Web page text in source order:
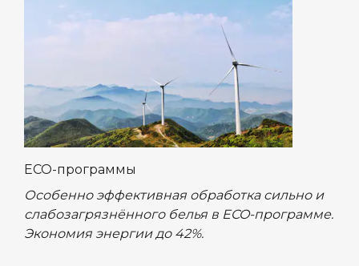
ECO-программы
Особенно эффективная обработка сильно и
слабозагрязнённого белья в ECO-программе.
Экономия энергии до 42%.